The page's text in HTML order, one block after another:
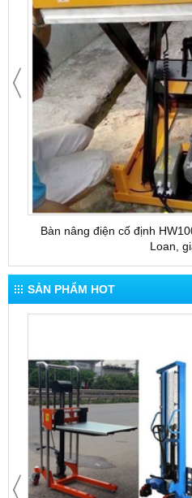
Bàn nâng điện cố định
Loan,
SẢN PHẨM HOT